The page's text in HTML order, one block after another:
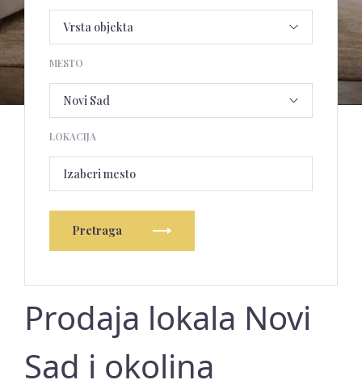
MESTO
LOKACIJA
Izaberi mesto
Pretraga
Prodaja lokala Novi
Sad i okolina